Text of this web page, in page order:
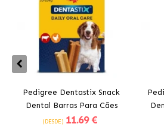
Pedigree Dentastix Snack
Dental Barras Para Cães
Médios 10-25 kg
(DESDE) 11.69 €